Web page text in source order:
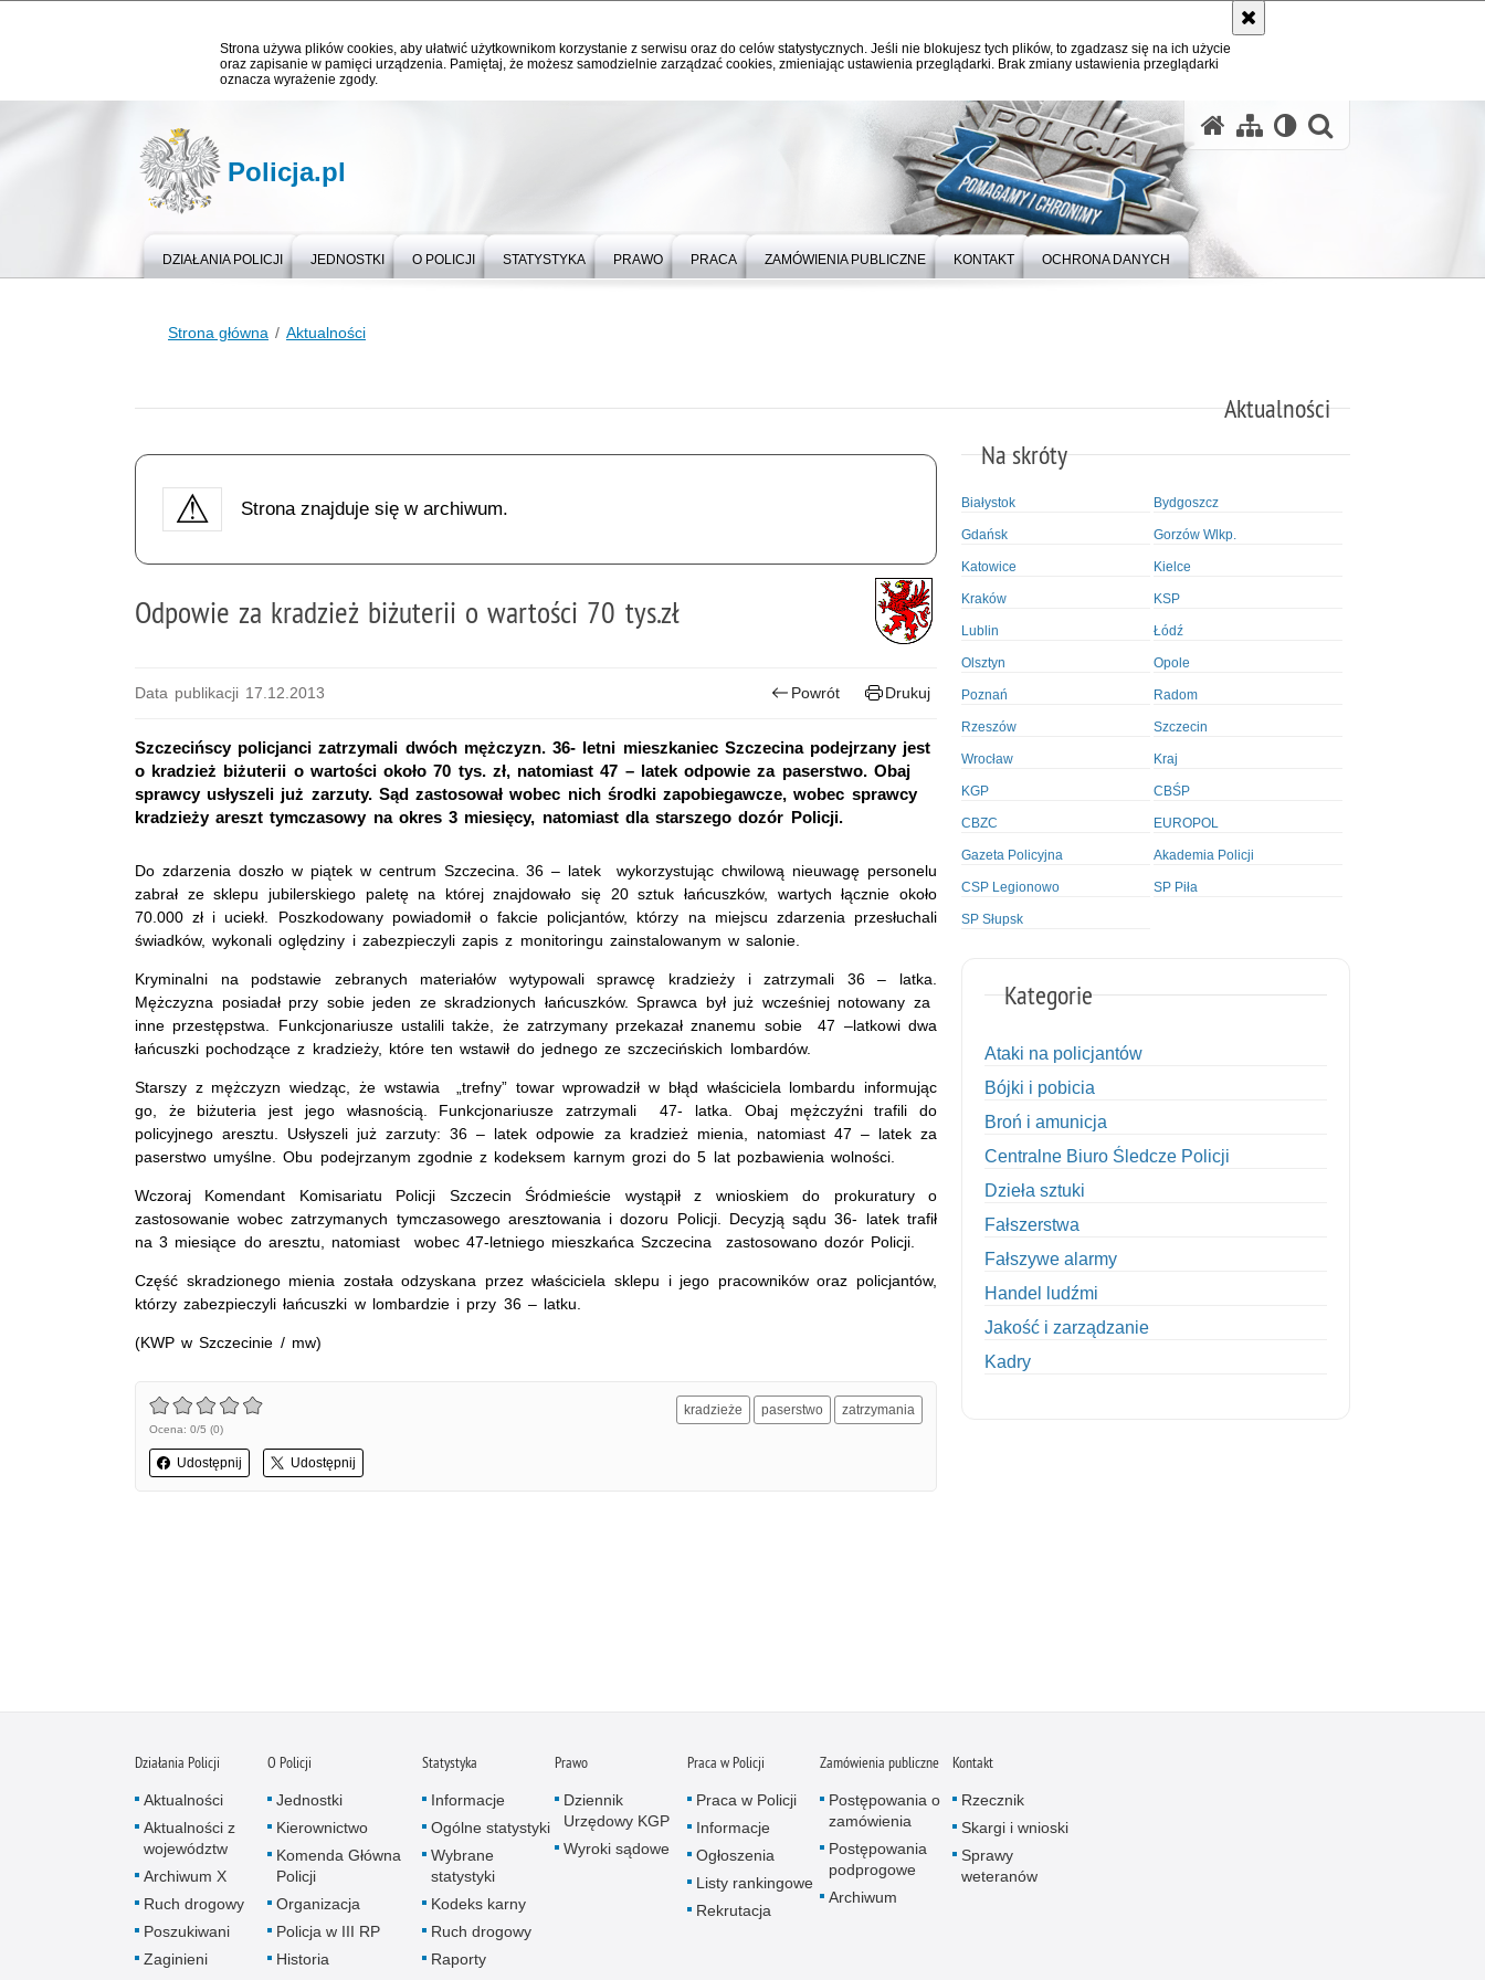
Strona używa plików cookies, aby ułatwić użytkownikom korzystanie z serwisu oraz do celów statystycznych. Jeśli nie blokujesz tych plików, to zgadzasz się na ich użycie
oraz zapisanie w pamięci urządzenia. Pamiętaj, że możesz samodzielnie zarządzać cookies, zmieniając ustawienia przeglądarki. Brak zmiany ustawienia przeglądarki
oznacza wyrażenie zgody.
Policja.pl
DZIAŁANIA POLICJI JEDNOSTKI O POLICJI STATYSTYKA PRAWO PRACA ZAMÓWIENIA PUBLICZNE KONTAKT OCHRONA DANYCH
Strona główna Aktualności
Aktualności
Strona znajduje się w archiwum.
Odpowie za kradzież biżuterii o wartości 70 tys.zł
Data publikacji 17.12.2013 Powrót Drukuj
Szczecińscy policjanci zatrzymali dwóch mężczyzn. 36- letni mieszkaniec Szczecina podejrzany jest
o kradzież biżuterii o wartości około 70 tys. zł, natomiast 47 – latek odpowie za paserstwo. Obaj
sprawcy usłyszeli już zarzuty. Sąd zastosował wobec nich środki zapobiegawcze, wobec sprawcy
kradzieży areszt tymczasowy na okres 3 miesięcy, natomiast dla starszego dozór Policji.
Do zdarzenia doszło w piątek w centrum Szczecina. 36 – latek wykorzystując chwilową nieuwagę personelu
zabrał ze sklepu jubilerskiego paletę na której znajdowało się 20 sztuk łańcuszków, wartych łącznie około
70.000 zł i uciekł. Poszkodowany powiadomił o fakcie policjantów, którzy na miejscu zdarzenia przesłuchali
świadków, wykonali oględziny i zabezpieczyli zapis z monitoringu zainstalowanym w salonie.
Kryminalni na podstawie zebranych materiałów wytypowali sprawcę kradzieży i zatrzymali 36 – latka.
Mężczyzna posiadał przy sobie jeden ze skradzionych łańcuszków. Sprawca był już wcześniej notowany za
inne przestępstwa. Funkcjonariusze ustalili także, że zatrzymany przekazał znanemu sobie 47 –latkowi dwa
łańcuszki pochodzące z kradzieży, które ten wstawił do jednego ze szczecińskich lombardów.
Starszy z mężczyzn wiedząc, że wstawia „trefny” towar wprowadził w błąd właściciela lombardu informując
go, że biżuteria jest jego własnością. Funkcjonariusze zatrzymali 47- latka. Obaj mężczyźni trafili do
policyjnego aresztu. Usłyszeli już zarzuty: 36 – latek odpowie za kradzież mienia, natomiast 47 – latek za
paserstwo umyślne. Obu podejrzanym zgodnie z kodeksem karnym grozi do 5 lat pozbawienia wolności.
Wczoraj Komendant Komisariatu Policji Szczecin Śródmieście wystąpił z wnioskiem do prokuratury o
zastosowanie wobec zatrzymanych tymczasowego aresztowania i dozoru Policji. Decyzją sądu 36- latek trafił
na 3 miesiące do aresztu, natomiast wobec 47-letniego mieszkańca Szczecina zastosowano dozór Policji.
Część skradzionego mienia została odzyskana przez właściciela sklepu i jego pracowników oraz policjantów,
którzy zabezpieczyli łańcuszki w lombardzie i przy 36 – latku.
(KWP w Szczecinie / mw)
Ocena: 0/5 (0)
Udostępnij Udostępnij
kradzieże paserstwo zatrzymania
Na skróty
Białystok Bydgoszcz
Gdańsk Gorzów Wlkp.
Katowice Kielce
Kraków KSP
Lublin Łódź
Olsztyn Opole
Poznań Radom
Rzeszów Szczecin
Wrocław Kraj
KGP CBŚP
CBZC EUROPOL
Gazeta Policyjna Akademia Policji
CSP Legionowo SP Piła
SP Słupsk
Kategorie
Ataki na policjantów
Bójki i pobicia
Broń i amunicja
Centralne Biuro Śledcze Policji
Dzieła sztuki
Fałszerstwa
Fałszywe alarmy
Handel ludźmi
Jakość i zarządzanie
Kadry
Nielegalny handel farmaceutykami
Nietrzeźwi kierujący
Nietrzeźwi opiekunowie
Nietrzeźwi pracownicy
Działania Policji
Aktualności
Aktualności z
województw
Archiwum X
Ruch drogowy
Poszukiwani
Zaginieni
O Policji
Jednostki
Kierownictwo
Komenda Główna
Policji
Organizacja
Policja w III RP
Historia
Statystyka
Informacje
Ogólne statystyki
Wybrane
statystyki
Kodeks karny
Ruch drogowy
Raporty
Prawo
Dziennik
Urzędowy KGP
Wyroki sądowe
Praca w Policji
Praca w Policji
Informacje
Ogłoszenia
Listy rankingowe
Rekrutacja
Zamówienia publiczne
Postępowania o
zamówienia
Postępowania
podprogowe
Archiwum
Kontakt
Rzecznik
Skargi i wnioski
Sprawy
weteranów